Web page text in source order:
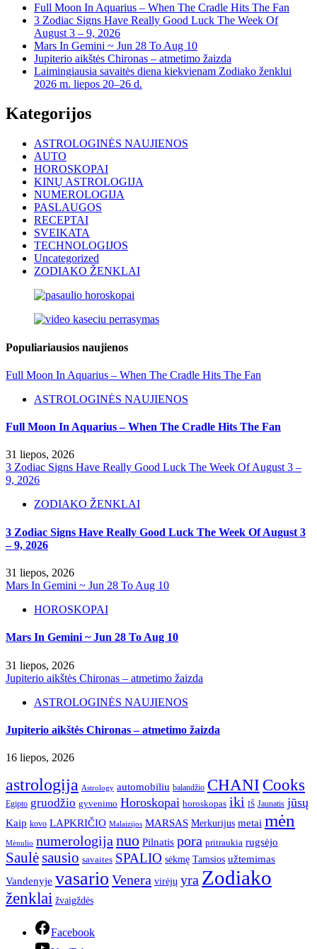
Full Moon In Aquarius – When The Cradle Hits The Fan
3 Zodiac Signs Have Really Good Luck The Week Of
August 3 – 9, 2026
Mars In Gemini ~ Jun 28 To Aug 10
Jupiterio aikštės Chironas – atmetimo žaizda
Laimingiausia savaitės diena kiekvienam Zodiako ženklui
2026 m. liepos 20–26 d.
Kategorijos
ASTROLOGINĖS NAUJIENOS
AUTO
HOROSKOPAI
KINŲ ASTROLOGIJA
NUMEROLOGIJA
PASLAUGOS
RECEPTAI
SVEIKATA
TECHNOLOGIJOS
Uncategorized
ZODIAKO ŽENKLAI
Populiariausios naujienos
Full Moon In Aquarius – When The Cradle Hits The Fan
ASTROLOGINĖS NAUJIENOS
Full Moon In Aquarius – When The Cradle Hits The Fan
31 liepos, 2026
3 Zodiac Signs Have Really Good Luck The Week Of August 3 –
9, 2026
ZODIAKO ŽENKLAI
3 Zodiac Signs Have Really Good Luck The Week Of August 3
– 9, 2026
31 liepos, 2026
Mars In Gemini ~ Jun 28 To Aug 10
HOROSKOPAI
Mars In Gemini ~ Jun 28 To Aug 10
31 liepos, 2026
Jupiterio aikštės Chironas – atmetimo žaizda
ASTROLOGINĖS NAUJIENOS
Jupiterio aikštės Chironas – atmetimo žaizda
16 liepos, 2026
astrologija Astrology automobiliu balandžio CHANI Cooks
Egipto gruodžio gyvenimo Horoskopai horoskopas iki IŠ Jaunatis jūsų
Kaip kovo LAPKRIČIO Malaizijos MARSAS Merkurijus metai mėn
Mėnulio numerologija nuo Pilnatis pora pritraukia rugsėjo
Saulėsausio savaites SPALIO sėkmę Tamsios užtemimas
Vandenyje vasario Venera virėjų yra Zodiako
ženklai žvaigždės
Facebook